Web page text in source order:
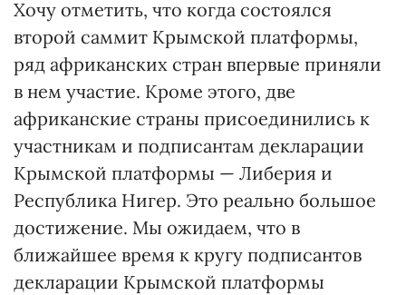
Хочу отметить, что когда состоялся
второй саммит Крымской платформы,
ряд африканских стран впервые приняли
в нем участие. Кроме этого, две
африканские страны присоединились к
участникам и подписантам декларации
Крымской платформы — Либерия и
Республика Нигер. Это реально большое
достижение. Мы ожидаем, что в
ближайшее время к кругу подписантов
декларации Крымской платформы